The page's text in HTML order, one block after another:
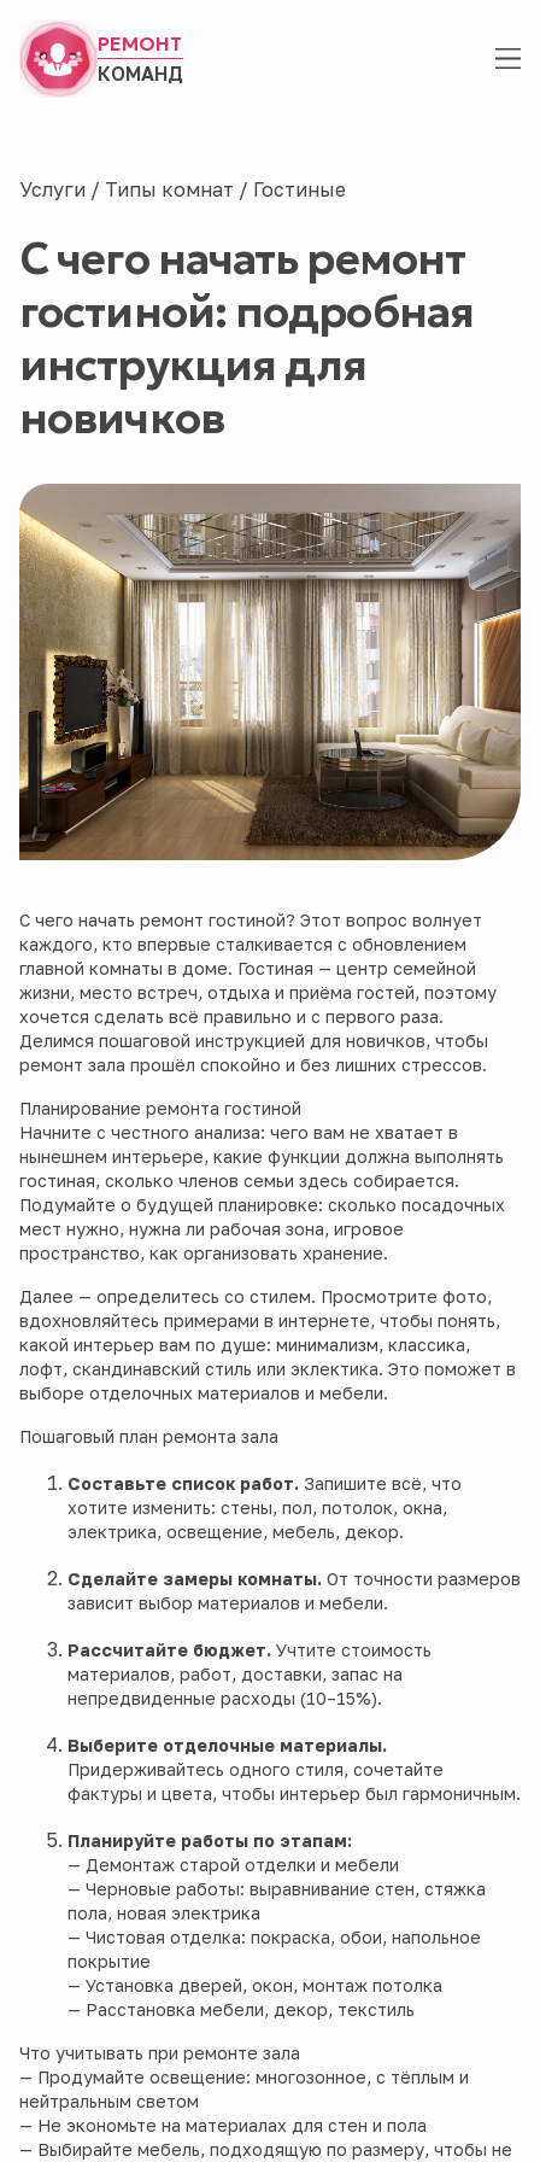
РЕМОНТ
КОМАНД
Услуги / Типы комнат / Гостиные
С чего начать ремонт
гостиной: подробная
инструкция для
новичков
С чего начать ремонт гостиной? Этот вопрос волнует
каждого, кто впервые сталкивается с обновлением
главной комнаты в доме. Гостиная — центр семейной
жизни, место встреч, отдыха и приёма гостей, поэтому
хочется сделать всё правильно и с первого раза.
Делимся пошаговой инструкцией для новичков, чтобы
ремонт зала прошёл спокойно и без лишних стрессов.
Планирование ремонта гостиной
Начните с честного анализа: чего вам не хватает в
нынешнем интерьере, какие функции должна выполнять
гостиная, сколько членов семьи здесь собирается.
Подумайте о будущей планировке: сколько посадочных
мест нужно, нужна ли рабочая зона, игровое
пространство, как организовать хранение.
Далее — определитесь со стилем. Просмотрите фото,
вдохновляйтесь примерами в интернете, чтобы понять,
какой интерьер вам по душе: минимализм, классика,
лофт, скандинавский стиль или эклектика. Это поможет в
выборе отделочных материалов и мебели.
Пошаговый план ремонта зала
Составьте список работ. Запишите всё, что
хотите изменить: стены, пол, потолок, окна,
электрика, освещение, мебель, декор.
Сделайте замеры комнаты. От точности размеров
зависит выбор материалов и мебели.
Рассчитайте бюджет. Учтите стоимость
материалов, работ, доставки, запас на
непредвиденные расходы (10–15%).
Выберите отделочные материалы.
Придерживайтесь одного стиля, сочетайте
фактуры и цвета, чтобы интерьер был гармоничным.
Планируйте работы по этапам:
— Демонтаж старой отделки и мебели
— Черновые работы: выравнивание стен, стяжка
пола, новая электрика
— Чистовая отделка: покраска, обои, напольное
покрытие
— Установка дверей, окон, монтаж потолка
— Расстановка мебели, декор, текстиль
Что учитывать при ремонте зала
— Продумайте освещение: многозонное, с тёплым и
нейтральным светом
— Не экономьте на материалах для стен и пола
— Выбирайте мебель, подходящую по размеру, чтобы не